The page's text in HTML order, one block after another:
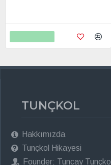
TUNÇKOL
Hakkımızda
Tunçkol Hikayesi
Founder: Tuncay Tunçkol